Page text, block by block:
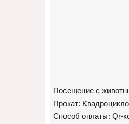
Посещение с
Прокат:
Способ оплаты: Qr-